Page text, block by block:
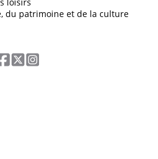
loisirs
du patrimoine et de la culture